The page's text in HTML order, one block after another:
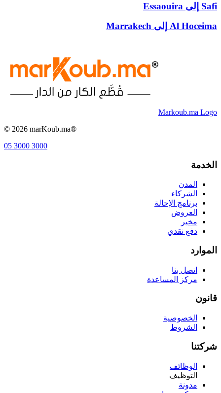
Safi إلى Essaouira
Al Hoceima إلى Marrakech
Markoub.ma Logo
© 2026 marKoub.ma®
05 3000 3000
الخدمة
المدن
الشركاء
برنامج الإحالة
العروض
مخير
دفع نقدي
الموارد
اتصل بنا
مركز المساعدة
قانون
الخصوصية
الشروط
شركتنا
الوظائف
التوظيف
مدونة